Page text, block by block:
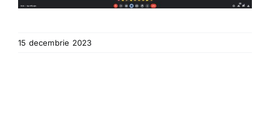
15 decembrie 2023